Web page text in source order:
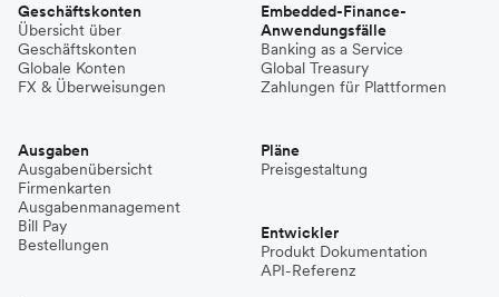
Geschäftskonten
Übersicht über
Geschäftskonten
Globale Konten
FX & Überweisungen
Ausgaben
Ausgabenübersicht
Firmenkarten
Ausgabenmanagement
Bill Pay
Bestellungen
Embedded-Finance-
Anwendungsfälle
Banking as a Service
Global Treasury
Zahlungen für Plattformen
Pläne
Preisgestaltung
Entwickler
Produkt Dokumentation
API-Referenz